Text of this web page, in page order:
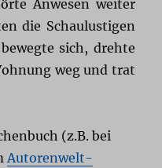
Anwesen weiter
die Schaulustigen
sich, drehte
weg und trat
(z.B. bei
Autorenwelt-